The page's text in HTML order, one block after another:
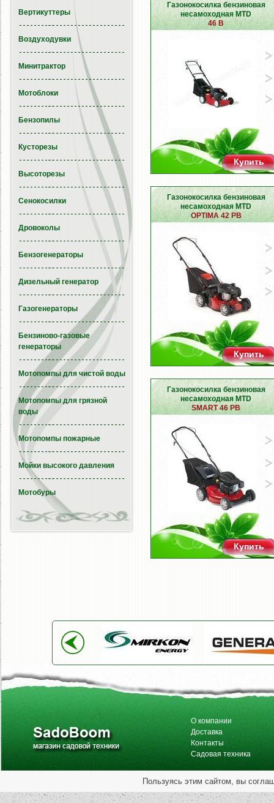
Газонокосилка бензиновая
несамоходная MTD
46 B
Купить
Газонокосилка бензиновая
несамоходная MTD
OPTIMA 42 PB
Купить
Газонокосилка бензиновая
несамоходная MTD
SMART 46 PB
Купить
Вертикуттеры
Воздуходувки
Минитрактор
Мотоблоки
Бензопилы
Кусторезы
Высоторезы
Сенокосилки
Дровоколы
Бензогенераторы
Дизельный генератор
Газогенераторы
Бензиново-газовые
генераторы
Мотопомпы для чистой воды
Мотопомпы для грязной
воды
Мотопомпы пожарные
Мойки высокого давления
Мотобуры
О компании
Доставка
Контакты
Садовая техника
Пользуясь этим сайтом, вы